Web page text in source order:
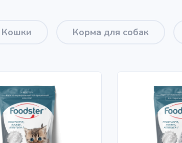
Кошки Корма для собак